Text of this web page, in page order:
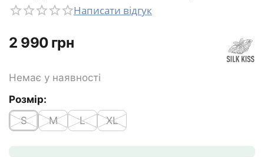
Написати відгук
‍2 990‍ грн
Немає у наявності
Розмір:
S
M L XL